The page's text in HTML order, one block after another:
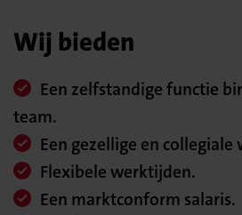
Wij bieden
Een zelfstandige functie
team.
Een gezellige en collegiale
Flexibele werktijden.
Een marktconform salaris.